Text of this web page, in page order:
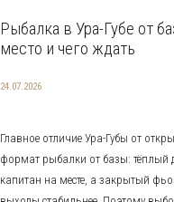
Рыбалка в Ура-Губе от
место и чего ждать
24.07.2026
Главное отличие Ура-Губы от
формат рыбалки от базы: тёплый
капитан на месте, а закрытый